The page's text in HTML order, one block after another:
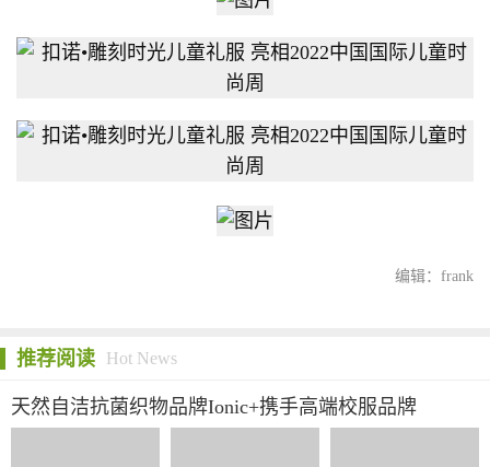
编辑：frank
推荐阅读 Hot News
天然自洁抗菌织物品牌Ionic+携手高端校服品牌